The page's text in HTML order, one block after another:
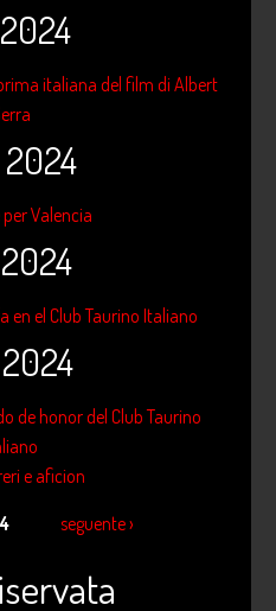
italiana del film di Albert
Valencia
en el Club Taurino Italiano
de honor del Club Taurino
e aficion
seguente ›